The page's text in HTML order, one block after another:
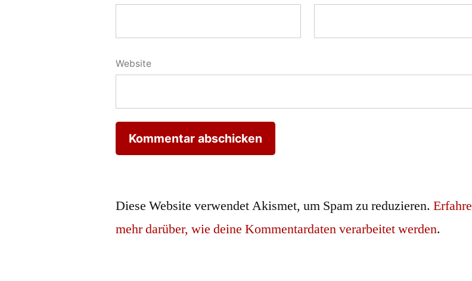
Website
Diese Website verwendet Akismet, um Spam zu reduzieren.Erfahre
mehr darüber, wie deine Kommentardaten verarbeitet werden.